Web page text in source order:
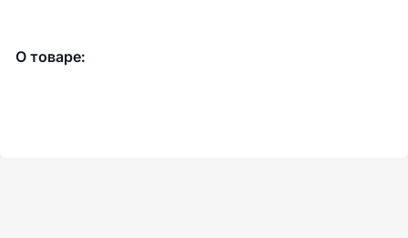
О товаре: